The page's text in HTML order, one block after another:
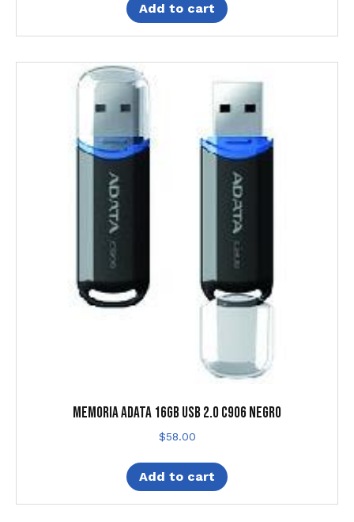
Add to cart
MEMORIA ADATA 16GB USB 2.0 C906 NEGRO
$58.00
Add to cart